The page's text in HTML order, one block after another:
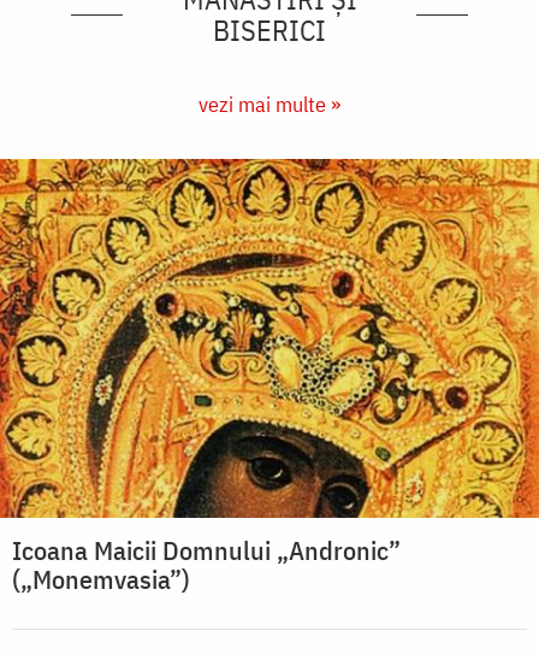
BISERICI
vezi mai multe »
Icoana Maicii Domnului „Andronic”
(„Monemvasia”)